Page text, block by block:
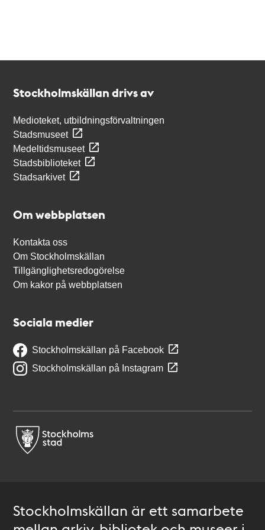
Stockholmskällan drivs av
Medioteket, utbildningsförvaltningen
Stadsmuseet
Medeltidsmuseet
Stadsbiblioteket
Stadsarkivet
Om webbplatsen
Kontakta oss
Om Stockholmskällan
Tillgänglighetsredogörelse
Om kakor på webbplatsen
Sociala medier
Stockholmskällan på Facebook
Stockholmskällan på Instagram
Stockholmskällan är ett samarbete